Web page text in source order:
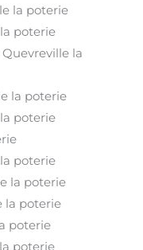
la poterie
poterie
la
la poterie
poterie
poterie
la poterie
la poterie
poterie
poterie